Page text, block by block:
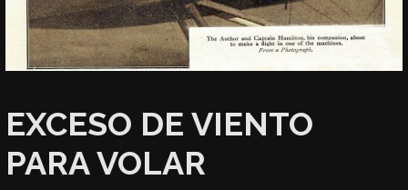
EXCESO DE VIENTO
PARA VOLAR